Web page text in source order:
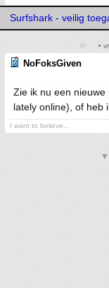
Surfshark - veilig
•
NoFoksGiven
Zie ik nu een
lately online), of heb
I want to believe...
▼